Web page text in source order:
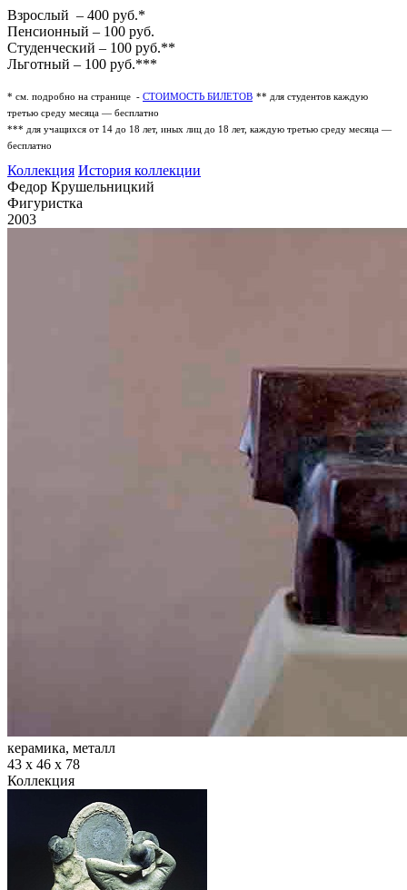
Взрослый – 400 руб.*
Пенсионный – 100 руб.
Студенческий – 100 руб.**
Льготный – 100 руб.***
* см. подробно на странице - СТОИМОСТЬ БИЛЕТОВ ** для студентов каждую
третью среду месяца — бесплатно
*** для учащихся от 14 до 18 лет, иных лиц до 18 лет, каждую третью среду месяца —
бесплатно
Коллекция История коллекции
Федор Крушельницкий
Фигуристка
2003
керамика, металл
43 х 46 х 78
Коллекция